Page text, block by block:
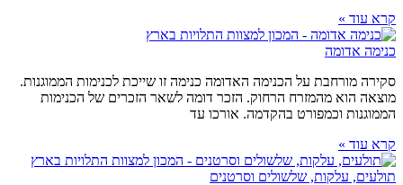
קרא עוד »
כנימה אדומה
סקירה מורחבת על הכנימה האדומה כנימה זו שייכת לכנימות הממוגנות.
מוצאה הוא מהמזרח הרחוק. הזכר דומה לשאר הזכרים של הכנימות
הממוגנות וכמפורט בהקדמה. אורכו עד
קרא עוד »
תולעים, עלקות, שלשולים וסרטנים